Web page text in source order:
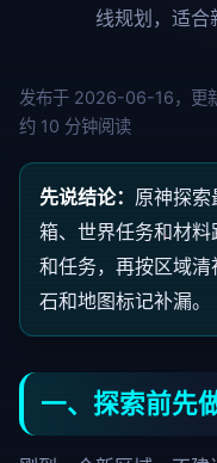
线规划，适合
发布于 2026-06-16，
约 10 分钟阅读
先说结论： 原神探索
箱、世界任务和材
和任务，再按区域
石和地图标记补漏。
一、探索前先